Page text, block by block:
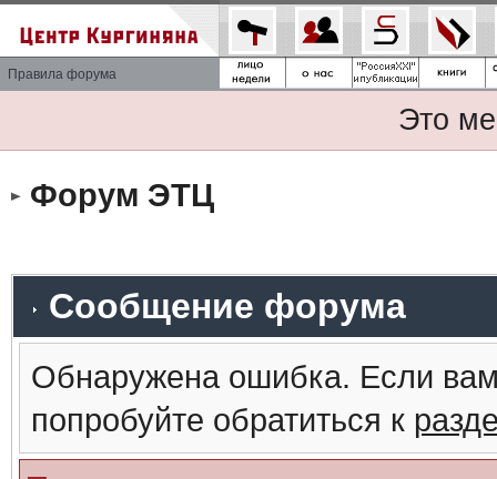
Правила форума
Это
Форум ЭТЦ
Сообщение форума
Обнаружена ошибка. Если
попробуйте обратиться к